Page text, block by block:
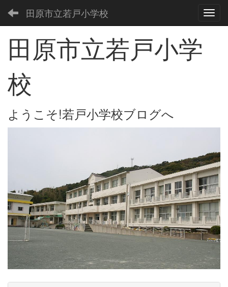
田原市立若戸小学校
田原市立若戸小学
校
ようこそ!若戸小学校ブログへ